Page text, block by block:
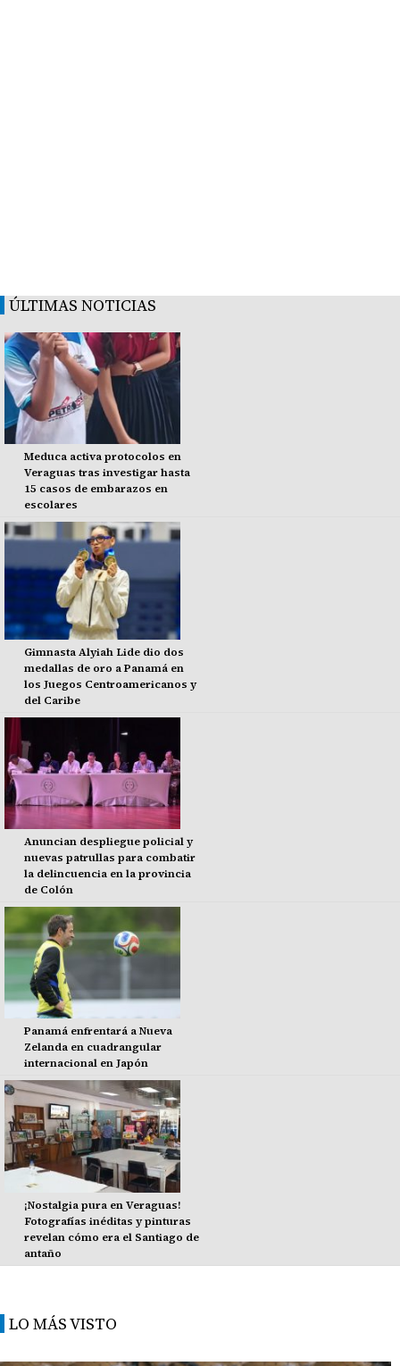
ÚLTIMAS NOTICIAS
Meduca activa protocolos en
Veraguas tras investigar hasta
15 casos de embarazos en
escolares
Gimnasta Alyiah Lide dio dos
medallas de oro a Panamá en
los Juegos Centroamericanos y
del Caribe
Anuncian despliegue policial y
nuevas patrullas para combatir
la delincuencia en la provincia
de Colón
Panamá enfrentará a Nueva
Zelanda en cuadrangular
internacional en Japón
¡Nostalgia pura en Veraguas!
Fotografías inéditas y pinturas
revelan cómo era el Santiago de
antaño
LO MÁS VISTO